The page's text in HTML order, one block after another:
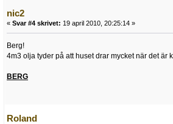
nic2
« Svar #4 skrivet: 19 april 2010, 20:25:14 »
Berg!
4m3 olja tyder på att huset drar mycket när det är
BERG
Roland